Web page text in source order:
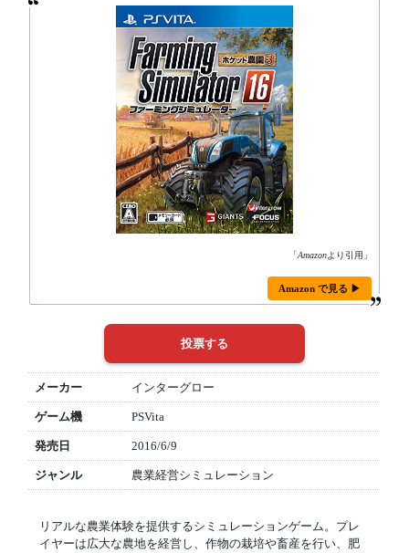
「Amazonより引用」
Amazon で見る ▶
メーカー インターグロー
ゲーム機 PSVita
発売日 2016/6/9
ジャンル 農業経営シミュレーション
リアルな農業体験を提供するシミュレーションゲーム。プレ
イヤーは広大な農地を経営し、作物の栽培や畜産を行い、肥